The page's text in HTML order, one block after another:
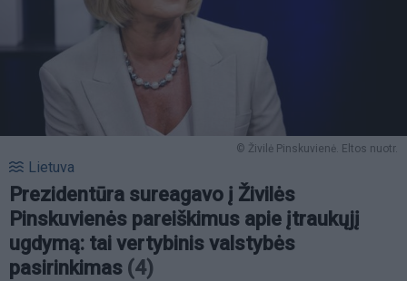
© Živilė Pinskuvienė. Eltos nuotr.
Lietuva
Prezidentūra sureagavo į Živilės
Pinskuvienės pareiškimus apie įtraukųjį
ugdymą: tai vertybinis valstybės
pasirinkimas (4)